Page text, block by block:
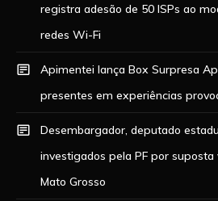
registra adesão de 50 ISPs ao
redes Wi-Fi
Apimentei lança Box Surpresa
presentes em experiências
Desembargador, deputado
investigados pela PF por suposta
Mato Grosso